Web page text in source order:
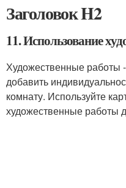
Заголовок H2
11. Использование
Художественные работы
добавить
комнату. Используйте
художественные работы